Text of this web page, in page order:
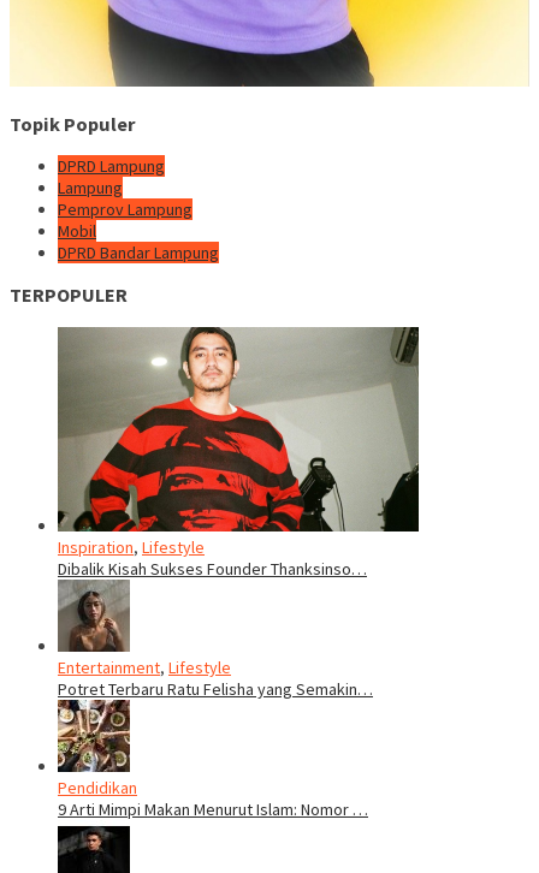
Topik Populer
DPRD Lampung
Lampung
Pemprov Lampung
Mobil
DPRD Bandar Lampung
TERPOPULER
Inspiration, Lifestyle
Dibalik Kisah Sukses Founder Thanksinso…
Entertainment, Lifestyle
Potret Terbaru Ratu Felisha yang Semakin…
Pendidikan
9 Arti Mimpi Makan Menurut Islam: Nomor …